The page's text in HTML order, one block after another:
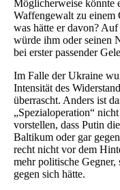
Möglicherweise könnte
Waffengewalt zu einem
was hätte er davon?
würde ihm oder seinen
bei erster passender
Im Falle der Ukraine
Intensität des
überrascht. Anders ist
„Spezialoperation“
vorstellen, dass Putin
Baltikum oder gar
recht nicht vor dem
mehr politische
gegen sich hätte.